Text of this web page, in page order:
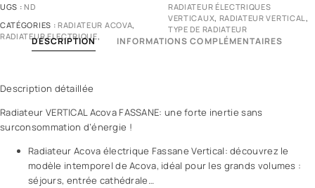
UGS :ND
CATÉGORIES : RADIATEUR ACOVA,
RADIATEUR ELECTRIQUE,
RADIATEUR ÉLECTRIQUES
VERTICAUX, RADIATEUR VERTICAL ,
TYPE DE RADIATEUR
DESCRIPTION INFORMATIONS COMPLÉMENTAIRES
Description détaillée
Radiateur VERTICAL Acova FASSANE: une forte inertie sans
surconsommation d’énergie !
Radiateur Acova électrique Fassane Vertical: découvrez le
modèle intemporel de Acova, idéal pour les grands volumes :
séjours, entrée cathédrale…